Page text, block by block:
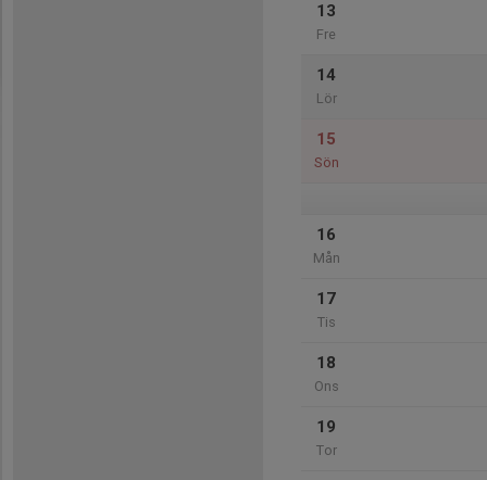
13
Fre
14
Lör
15
Sön
16
Mån
17
Tis
18
Ons
19
Tor